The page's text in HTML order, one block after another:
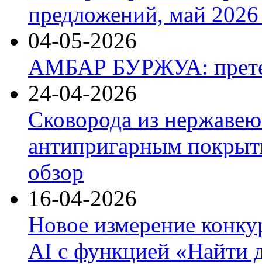
предложений, май 2026
04-05-2026
АМБАР БУРЖУА:
24-04-2026
Сковорода из
антипригарным
обзор
16-04-2026
Новое измерение
AI с функцией «Найти